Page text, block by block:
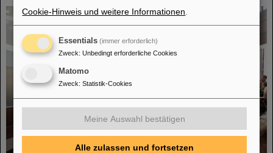
Cookie-Hinweis und weitere Informationen
Essentials (immer erforderlich)
Zweck: Unbedingt erforderliche Cookies
Matomo
Zweck: Statistik-Cookies
Meine Auswahl bestätigen
Alle zulassen und fortsetzen